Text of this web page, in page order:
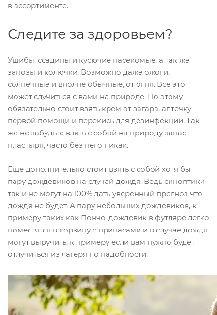
в ассортименте.
Следите за здоровьем?
Ушибы, ссадины и кусючие насекомые, а так же
занозы и колючки. Возможно даже ожоги,
солнечные и вполне обычные, от огня. Все это
может случиться с вами на природе. По этому
обязательно стоит взять крем от загара, аптечку
первой помощи и перекись для дезинфекции. Так
же не забудьте взять с собой на природу запас
пластыря, часто без него никак.
Еще дополнительно стоит взять с собой хотя бы
пару дождевиков на случай дождя. Ведь синоптики
так и не могут на 100% дать уверенный прогноз что
дождя не будет. А пару небольших дождевиков, к
примеру таких как Пончо-дождевик в футляре легко
поместятся в корзину с припасами и в случае дождя
могут выручить, к примеру если вам нужно будет
отлучиться из лагеря по надобности.